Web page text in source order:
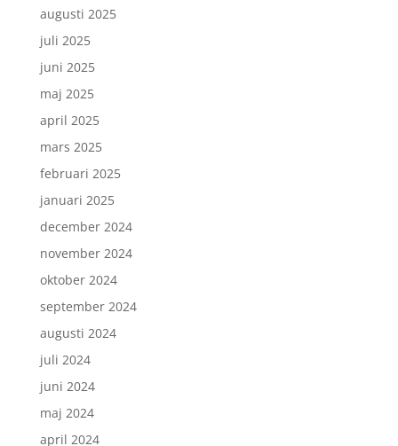
augusti 2025
juli 2025
juni 2025
maj 2025
april 2025
mars 2025
februari 2025
januari 2025
december 2024
november 2024
oktober 2024
september 2024
augusti 2024
juli 2024
juni 2024
maj 2024
april 2024